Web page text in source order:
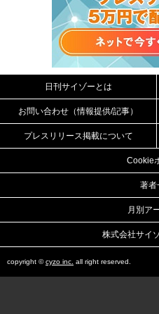
日刊サイゾーとは
お問い合わせ（情報提供/記事）
プレスリリース掲載について
Cookie
著者
月別ア
株式会社サイ
copyright ©cyzo inc. all right reserved.